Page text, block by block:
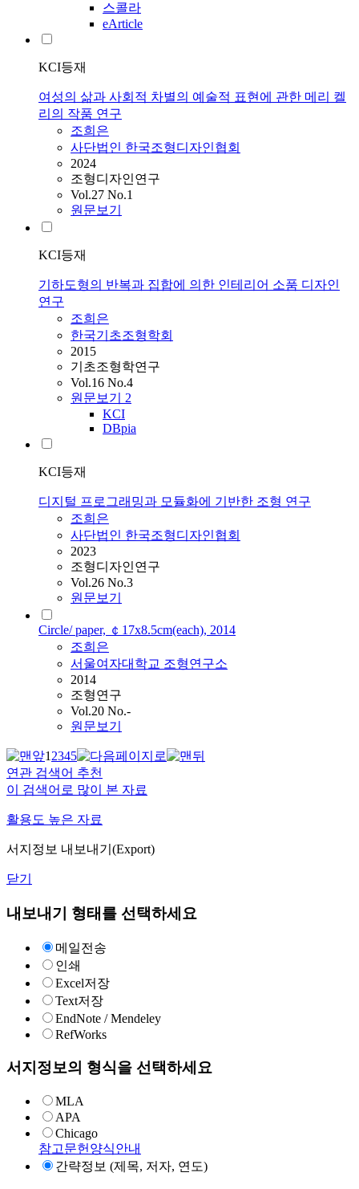
스콜라
eArticle
KCI등재
여성의 삶과 사회적 차별의 예술적 표현에 관한 메리 켈
리의 작품 연구
조희은
사단법인 한국조형디자인협회
2024
조형디자인연구
Vol.27 No.1
원문보기
KCI등재
기하도형의 반복과 집합에 의한 인테리어 소품 디자인
연구
조희은
한국기초조형학회
2015
기초조형학연구
Vol.16 No.4
원문보기 2
KCI
DBpia
KCI등재
디지털 프로그래밍과 모듈화에 기반한 조형 연구
조희은
사단법인 한국조형디자인협회
2023
조형디자인연구
Vol.26 No.3
원문보기
Circle/ paper, ￠17x8.5cm(each), 2014
조희은
서울여자대학교 조형연구소
2014
조형연구
Vol.20 No.-
원문보기
12345
연관 검색어 추천
이 검색어로 많이 본 자료
활용도 높은 자료
서지정보 내보내기(Export)
닫기
내보내기 형태를 선택하세요
메일전송
인쇄
Excel저장
Text저장
EndNote / Mendeley
RefWorks
서지정보의 형식을 선택하세요
MLA
APA
Chicago
참고문헌양식안내
간략정보 (제목, 저자, 연도)